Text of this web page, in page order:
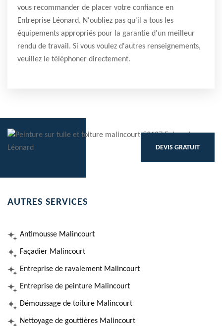
DEVIS GRATUIT
vous recommander de placer votre confiance en
Entreprise Léonard. N'oubliez pas qu'il a tous les
équipements appropriés pour la garantie d'un meilleur
rendu de travail. Si vous voulez d'autres renseignements,
veuillez le téléphoner directement.
AUTRES SERVICES
Antimousse Malincourt
Façadier Malincourt
Entreprise de ravalement Malincourt
Entreprise de peinture Malincourt
Démoussage de toiture Malincourt
Nettoyage de gouttières Malincourt